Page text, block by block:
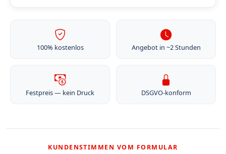
100% kostenlos Angebot in ~2 Stunden
Festpreis — kein Druck DSGVO-konform
KUNDENSTIMMEN VOM FORMULAR